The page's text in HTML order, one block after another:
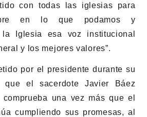
con todas las iglesias para
en lo que podamos y
la Iglesia esa voz institucional
y los mejores valores”.
por el presidente durante su
que el sacerdote Javier Báez
una vez más que el
cumpliendo sus promesas, al